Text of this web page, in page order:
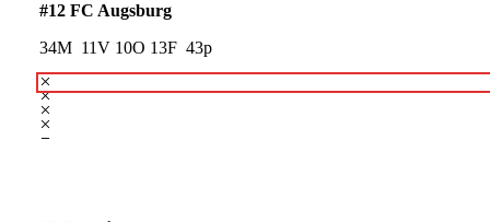
#12 FC Augsburg
34M 11V 10O 13F 43p